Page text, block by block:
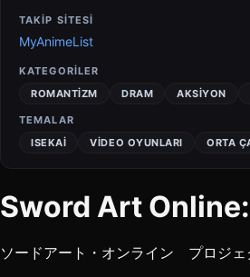
TAKİP SİTESİ
MyAnimeList
KATEGORILER
ROMANTIZM
DRAM AKSIYON
TEMALAR
ISEKAI
VIDEO OYUNLARI ORTA
Sword Art
ソードアート・オンライン プロジェ